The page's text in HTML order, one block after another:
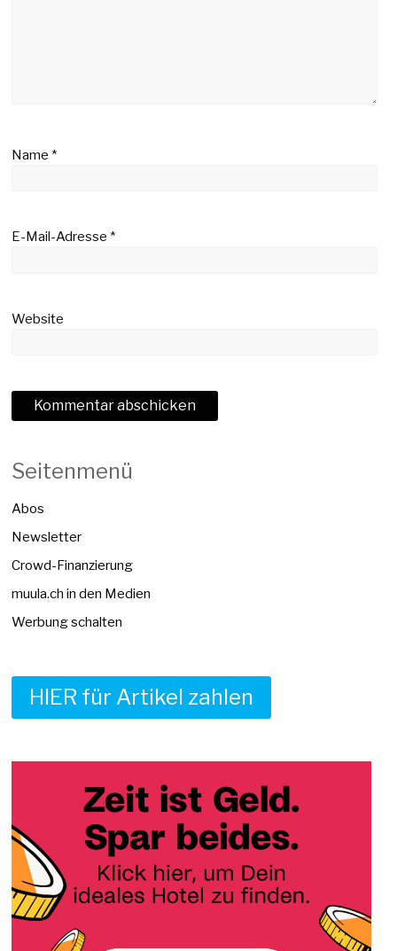
Name*
E-Mail-Adresse*
Website
Seitenmenü
Abos
Newsletter
Crowd-Finanzierung
muula.ch in den Medien
Werbung schalten
HIER für Artikel zahlen